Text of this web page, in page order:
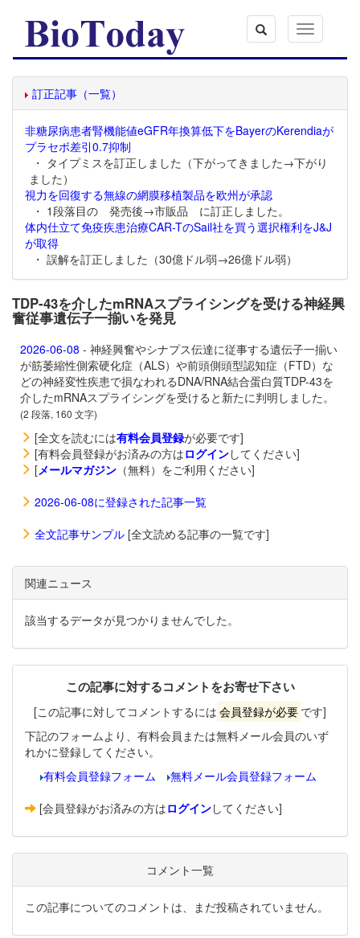
Toggle
navigation
訂正記事（一覧）
非糖尿病患者腎機能値eGFR年換算低下をBayerのKerendiaが
プラセボ差引0.7抑制
・ タイプミスを訂正しました（下がってきました→下がり
ました）
視力を回復する無線の網膜移植製品を欧州が承認
・ 1段落目の 発売後→市販品 に訂正しました。
体内仕立て免疫疾患治療CAR-TのSail社を買う選択権利をJ&J
が取得
・ 誤解を訂正しました（30億ドル弱→26億ドル弱）
TDP-43を介したmRNAスプライシングを受ける神経興
奮従事遺伝子一揃いを発見
2026-06-08 - 神経興奮やシナプス伝達に従事する遺伝子一揃い
が筋萎縮性側索硬化症（ALS）や前頭側頭型認知症（FTD）な
どの神経変性疾患で損なわれるDNA/RNA結合蛋白質TDP-43を
介したmRNAスプライシングを受けると新たに判明しました。
(2 段落, 160 文字)
[全文を読むには有料会員登録が必要です]
[有料会員登録がお済みの方はログインしてください]
[メールマガジン （無料）をご利用ください]
2026-06-08に登録された記事一覧
全文記事サンプル [全文読める記事の一覧です]
関連ニュース
該当するデータが見つかりませんでした。
この記事に対するコメントをお寄せ下さい
[この記事に対してコメントするには 会員登録が必要 です]
下記のフォームより、有料会員または無料メール会員のいず
れかに登録してください。
有料会員登録フォーム
無料メール会員登録フォーム
[会員登録がお済みの方はログインしてください]
コメント一覧
この記事についてのコメントは、まだ投稿されていません。